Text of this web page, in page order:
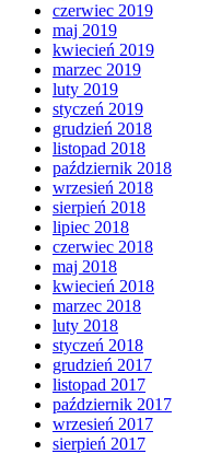
czerwiec 2019
maj 2019
kwiecień 2019
marzec 2019
luty 2019
styczeń 2019
grudzień 2018
listopad 2018
październik 2018
wrzesień 2018
sierpień 2018
lipiec 2018
czerwiec 2018
maj 2018
kwiecień 2018
marzec 2018
luty 2018
styczeń 2018
grudzień 2017
listopad 2017
październik 2017
wrzesień 2017
sierpień 2017